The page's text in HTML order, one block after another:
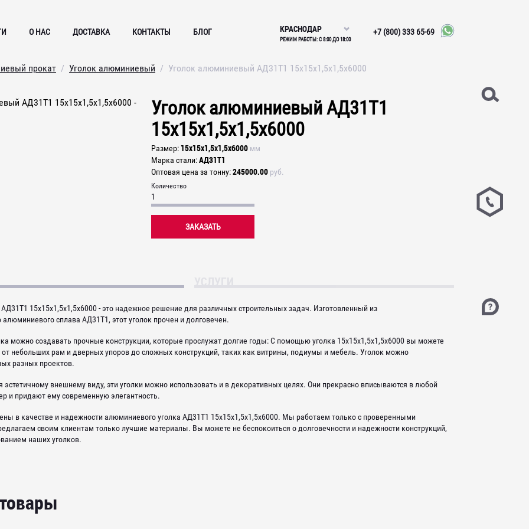
О НАС ДОСТАВКА КОНТАКТЫ БЛОГ КРАСНОДАР
РЕЖИМ РАБОТЫ: С 8:00 ДО 18:00
+7 (800) 333 65-69
прокат Уголок алюминиевый Уголок алюминиевый АД31Т1 15х15х1,5х1,5х6000
Уголок алюминиевый АД31Т1
15х15х1,5х1,5х6000
Размер 15х15х1,5х1,5х6000 мм
Марка стали АД31Т1
Оптовая цена за тонну 245000.00 руб.
Количество
ЗАКАЗАТЬ
15х15х1,5х1,5х6000 - это надежное решение для различных строительных задач. Изготовленный из
алюминиевого сплава АД31Т1, этот уголок прочен и долговечен.
можно создавать прочные конструкции, которые прослужат долгие годы: С помощью уголка 15х15х1,5х1,5х6000 вы можете
от небольших рам и дверных упоров до сложных конструкций, таких как витрины, подиумы и мебель. Уголок можно
разных проектов.
эстетичному внешнему виду, эти уголки можно использовать и в декоративных целях. Они прекрасно вписываются в любой
и придают ему современную элегантность.
в качестве и надежности алюминиевого уголка АД31Т1 15х15х1,5х1,5х6000. Мы работаем только с проверенными
своим клиентам только лучшие материалы. Вы можете не беспокоиться о долговечности и надежности конструкций,
наших уголков.